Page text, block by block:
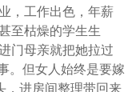
， 工作出色，年薪
至枯燥的学生生
门母亲就把她拉过
。但女人 始终是要嫁
，进房间整理带回来